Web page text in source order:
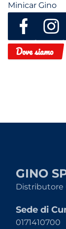
Minicar Gino
Dove siamo
GINO
Distributore
Sede di
0171410700